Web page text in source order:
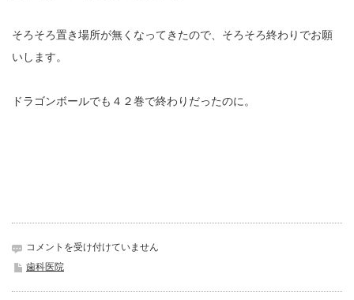
そろそろ置き場所が無くなってきたので、そろそろ終わりでお願
いします。
ドラゴンボールでも４２巻で終わりだったのに。
コ
ミ
ク
コメントを受け付けていません
歯科医院